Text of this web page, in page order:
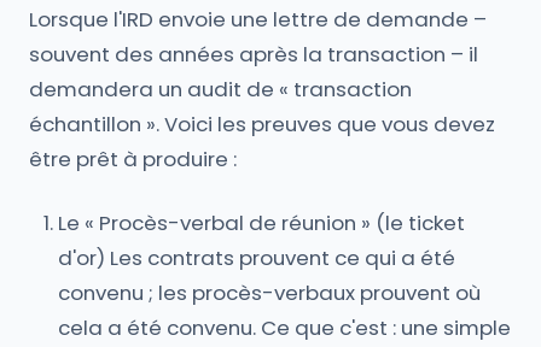
Lorsque l'IRD envoie une lettre de demande –
souvent des années après la transaction – il
demandera un audit de « transaction
échantillon ». Voici les preuves que vous devez
être prêt à produire :
Le « Procès-verbal de réunion » (le ticket
d'or) Les contrats prouvent ce qui a été
convenu ; les procès-verbaux prouvent où
cela a été convenu. Ce que c'est : une simple